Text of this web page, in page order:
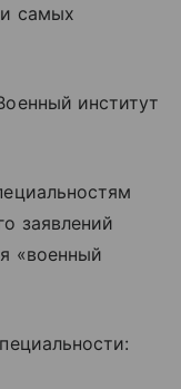
самых
институт
заявлений
«военный